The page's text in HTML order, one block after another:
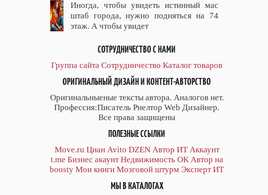
Иногда, чтобы увидеть истинный мас
штаб города, нужно подняться на 74
этаж. А чтобы увидет
СОТРУДНИЧЕСТВО С НАМИ
Группа сайта Сотрудничество Каталог товаров
ОРИГИНАЛЬНЫЙ ДИЗАЙН И КОНТЕНТ-АВТОРСТВО
Оригинальныеные тексты автора. Аналогов нет.
Профессия:Писатель Риелтор Web Дизайнер.
Все права защищены
ПОЛЕЗНЫЕ ССЫЛКИ
Move.ru Циан Avito DZEN Автор ИТ Аккаунт
t.me Бизнес акаунт Недвижимость ОК Автор на
boosty Мои книги Мозговой штурм Эксперт ИТ
МЫ В КАТАЛОГАХ